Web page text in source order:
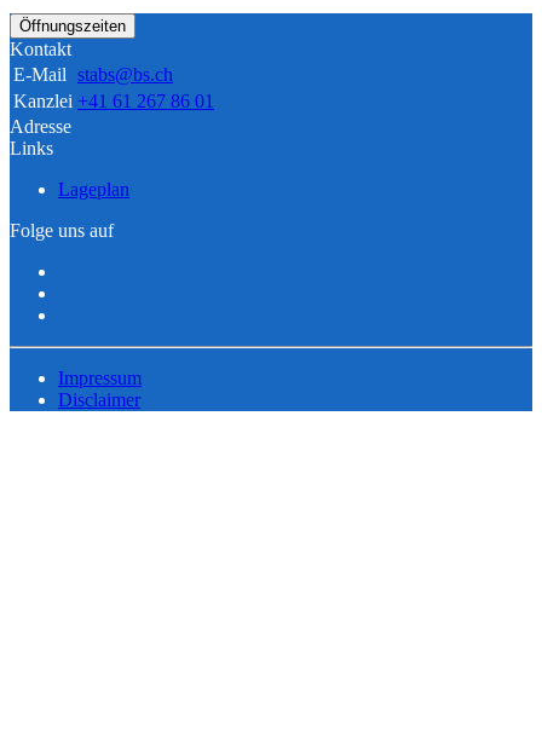
Öffnungszeiten
Kontakt
E-Mail stabs@bs.ch
Kanzlei +41 61 267 86 01
Adresse
Links
Lageplan
Folge uns auf
Impressum
Disclaimer